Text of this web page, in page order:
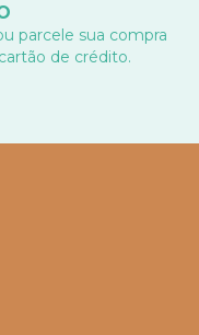
parcele sua compra
de crédito.